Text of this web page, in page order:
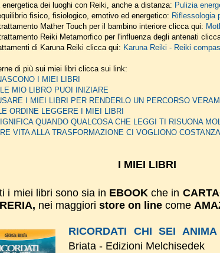
dei luoghi con Reiki, anche a distanza: Pulizia
fisico, fisiologico, emotivo ed energetico: Riflessologia
Mather Touch per il bambino interiore clicca qui:
Reiki Metamorfico per l'influenza degli antenati
di Karuna Reiki clicca qui: Karuna Reiki - Reiki
di più sui miei libri clicca sui link:
I MIEI LIBRI
MIO LIBRO PUOI INIZIARE
I MIEI LIBRI PER RENDERLO UN PERCORSO
ORDINE LEGGERE I MIEI LIBRI
QUANDO QUALCOSA CHE LEGGI TI RISUONA
VITA ALLA TRASFORMAZIONE CI VOGLIONO
I MIEI LIBRI
i miei libri sono sia in EBOOKche in
nei maggiori store on line come
RICORDATI CHI SEI
Briata - Edizioni Melchisedek